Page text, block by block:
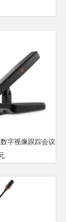
字视像跟踪会议